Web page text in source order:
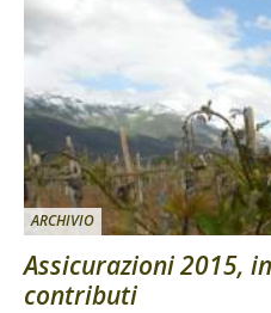
ARCHIVIO
Assicurazioni 2015,
contributi